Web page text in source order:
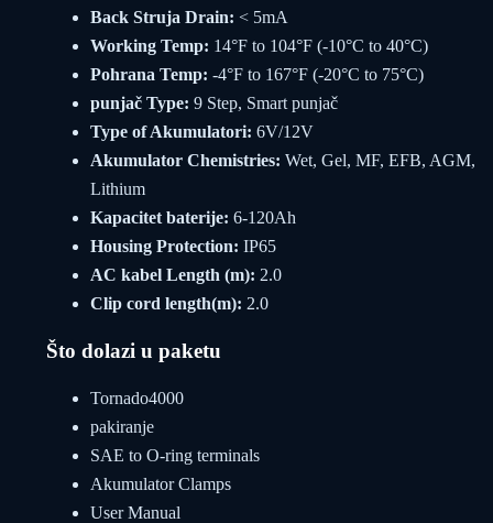
Back Struja Drain: < 5mA
Working Temp: 14°F to 104°F (-10°C to 40°C)
Pohrana Temp: -4°F to 167°F (-20°C to 75°C)
punjač Type: 9 Step, Smart punjač
Type of Akumulatori: 6V/12V
Akumulator Chemistries: Wet, Gel, MF, EFB, AGM,
Lithium
Kapacitet baterije: 6-120Ah
Housing Protection: IP65
AC kabel Length (m): 2.0
Clip cord length(m): 2.0
Što dolazi u paketu
Tornado4000
pakiranje
SAE to O-ring terminals
Akumulator Clamps
User Manual